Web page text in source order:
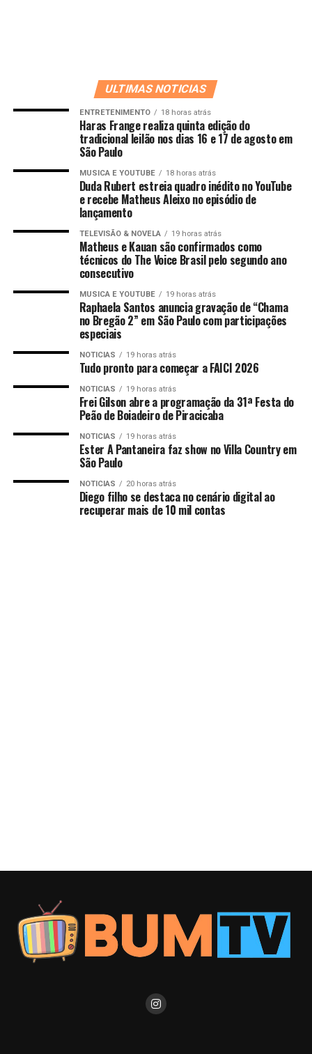
ULTIMAS NOTICIAS
ENTRETENIMENTO 18 horas atrás
Haras Frange realiza quinta edição do
tradicional leilão nos dias 16 e 17 de agosto em
São Paulo
MUSICA E YOUTUBE 18 horas atrás
Duda Rubert estreia quadro inédito no YouTube
e recebe Matheus Aleixo no episódio de
lançamento
TELEVISÃO & NOVELA 19 horas atrás
Matheus e Kauan são confirmados como
técnicos do The Voice Brasil pelo segundo ano
consecutivo
MUSICA E YOUTUBE 19 horas atrás
Raphaela Santos anuncia gravação de “Chama
no Bregão 2” em São Paulo com participações
especiais
NOTICIAS 19 horas atrás
Tudo pronto para começar a FAICI 2026
NOTICIAS 19 horas atrás
Frei Gilson abre a programação da 31ª Festa do
Peão de Boiadeiro de Piracicaba
NOTICIAS 19 horas atrás
Ester A Pantaneira faz show no Villa Country em
São Paulo
NOTICIAS 20 horas atrás
Diego filho se destaca no cenário digital ao
recuperar mais de 10 mil contas